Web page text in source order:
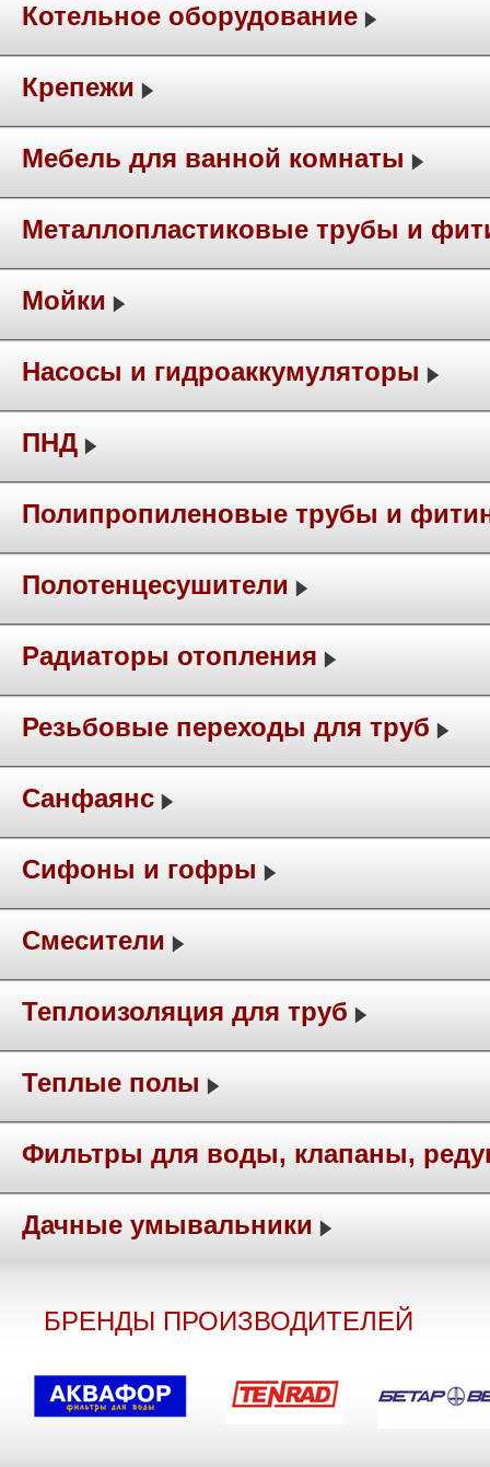
Котельное оборудование
Крепежи
Мебель для ванной комнаты
Металлопластиковые трубы и
Мойки
Насосы и гидроаккумуляторы
ПНД
Полипропиленовые трубы и
Полотенцесушители
Радиаторы отопления
Резьбовые переходы для труб
Санфаянс
Сифоны и гофры
Смесители
Теплоизоляция для труб
Теплые полы
Фильтры для воды, клапаны,
Дачные умывальники
БРЕНДЫ ПРОИЗВОДИТЕЛЕЙ